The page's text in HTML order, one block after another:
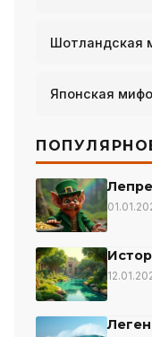
Шотландская
Японская